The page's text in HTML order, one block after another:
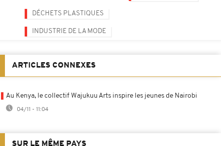
DÉCHETS PLASTIQUES
INDUSTRIE DE LA MODE
ARTICLES CONNEXES
Au Kenya, le collectif Wajukuu Arts inspire les jeunes de Nairobi
04/11 - 11:04
SUR LE MÊME PAYS